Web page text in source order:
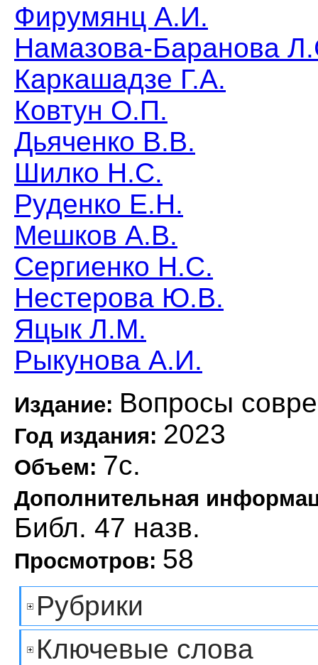
Фирумянц А.И.
Намазова-Баранова
Каркашадзе Г.А.
Ковтун О.П.
Дьяченко В.В.
Шилко Н.С.
Руденко Е.Н.
Мешков А.В.
Сергиенко Н.С.
Нестерова Ю.В.
Яцык Л.М.
Рыкунова А.И.
Издание: Вопросы
Год издания: 2023
Объем: 7с.
Дополнительная
Библ. 47 назв.
Просмотров: 58
Рубрики
Ключевые слова